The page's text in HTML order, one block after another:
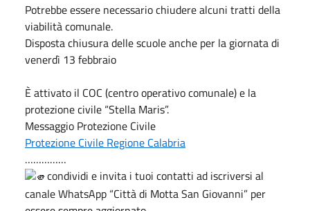
Potrebbe essere necessario chiudere alcuni tratti della
viabilità comunale.
Disposta chiusura delle scuole anche per la giornata di
venerdì 13 febbraio
È attivato il COC (centro operativo comunale) e la
protezione civile “Stella Maris”.
Messaggio Protezione Civile
Protezione Civile Regione Calabria
……………
condividi e invita i tuoi contatti ad iscriversi al
canale WhatsApp “Città di Motta San Giovanni” per